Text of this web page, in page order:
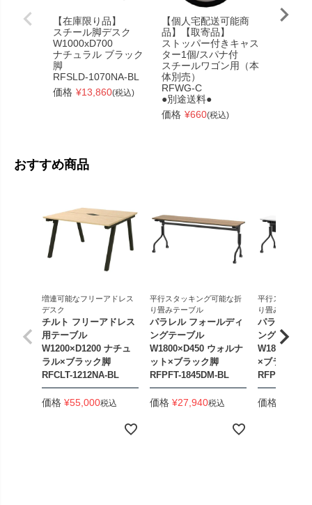
【在庫限り品】
スチール脚デスク
W1000xD700
ナチュラル ブラック
脚
RFSLD-1070NA-BL
価格 ¥13,860(税込)
【個人宅配送可能商
品】【取寄品】
ストッパー付きキャス
ター1個/スパナ付
スチールワゴン用（本
体別売）
RFWG-C
●別途送料●
価格 ¥660(税込)
スクエ
おすすめ商品
増連可能なフリーアドレス
デスク
チルト フリーアドレス
用テーブル
W1200×D1200 ナチュ
ラル×ブラック脚
RFCLT-1212NA-BL
価格 ¥55,000税込
平行スタッキング可能な折
り畳みテーブル
パラレル フォールディ
ングテーブル
W1800×D450 ウォルナ
ット×ブラック脚
RFPFT-1845DM-BL
価格 ¥27,940税込
平行スタッキ
り畳みテーブル
パラレル フ
ングテーブル
×ブラック脚
RFPFT-
価格